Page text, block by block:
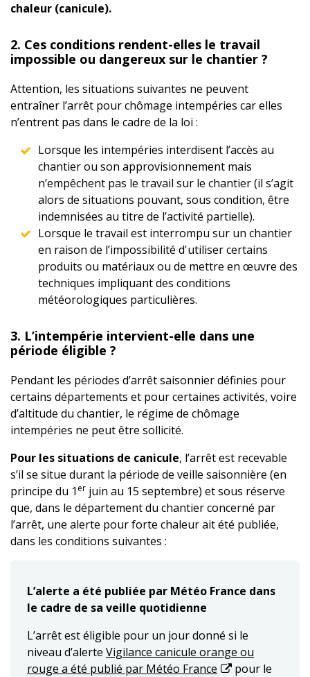
chaleur (canicule).
2. Ces conditions rendent-elles le travail
impossible ou dangereux sur le chantier ?
Attention, les situations suivantes ne peuvent
entraîner l’arrêt pour chômage intempéries car elles
n’entrent pas dans le cadre de la loi :
Lorsque les intempéries interdisent l’accès au
chantier ou son approvisionnement mais
n’empêchent pas le travail sur le chantier (il s’agit
alors de situations pouvant, sous condition, être
indemnisées au titre de l’activité partielle).
Lorsque le travail est interrompu sur un chantier
en raison de l’impossibilité d'utiliser certains
produits ou matériaux ou de mettre en œuvre des
techniques impliquant des conditions
météorologiques particulières.
3. L’intempérie intervient-elle dans une
période éligible ?
Pendant les périodes d’arrêt saisonnier définies pour
certains départements et pour certaines activités, voire
d’altitude du chantier, le régime de chômage
intempéries ne peut être sollicité.
Pour les situations de canicule, l’arrêt est recevable
s’il se situe durant la période de veille saisonnière (en
principe du 1 er juin au 15 septembre) et sous réserve
que, dans le département du chantier concerné par
l’arrêt, une alerte pour forte chaleur ait été publiée,
dans les conditions suivantes :
L’alerte a été publiée par Météo France dans
le cadre de sa veille quotidienne
L’arrêt est éligible pour un jour donné si le
niveau d’alerte Vigilance canicule orange ou
rouge a été publié par Météo France
pour le